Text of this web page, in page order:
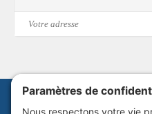
Samedi : 9 h à 16 h